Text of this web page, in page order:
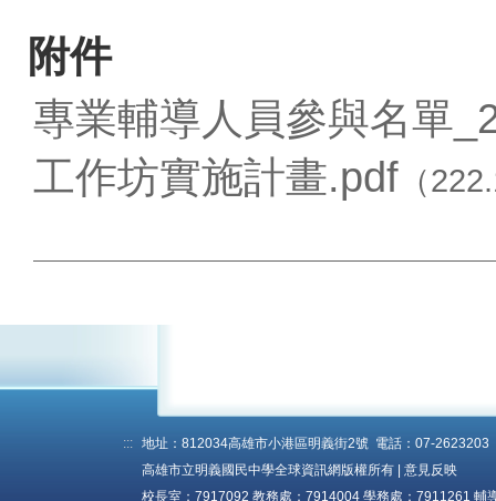
附件
專業輔導人員參與名單
工作坊實施計畫.pdf（
::: 地址：812034高雄市小港區明義街2號 電話：07-
高雄市立明義國民中學全球資訊網版權所有 | 意見反映
校長室：7917092 教務處：7914004 學務處：7911261 輔